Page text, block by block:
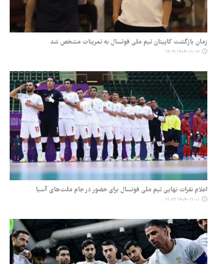
زمان بازگشت کاپیتان تیم ملی فوتسال به تمرینات مشخص شد
۱۴۰۴-۱۱-۰۲ ۱۳:۱۹
اعلام نفرات نهایی تیم ملی فوتسال برای حضور در جام ملت‌های آسیا
۱۴۰۴-۱۱-۰۱ ۲۱:۲۲